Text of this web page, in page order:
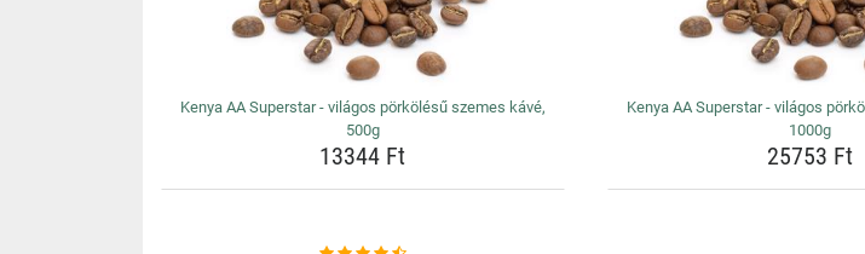
Kenya AA Superstar - világos pörkölésű szemes kávé,
500g
13344 Ft
Kenya AA Superstar - világos
1000g
25753 Ft